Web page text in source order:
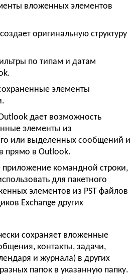
вложенных элементов
оригинальную структуру
по типам и датам
элементы
дает возможность
элементы из
или выделенных сообщений и
прямо в Outlook.
командной строки,
для пакетного
элементов из PST файлов
Exchange других
сохраняет вложенные
контакты, задачи,
и журнала) в других
папок в указанную папку.